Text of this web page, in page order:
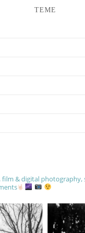
TEME
& digital photography,